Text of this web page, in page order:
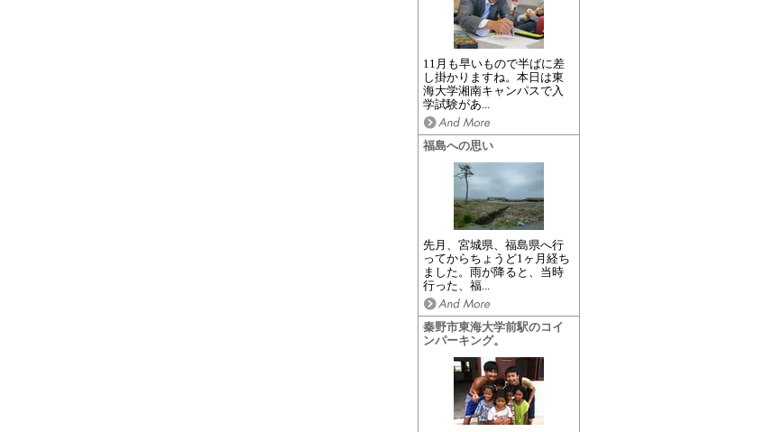
11月も早いもので半ばに差
し掛かりますね。本日は東
海大学湘南キャンパスで入
学試験があ...
福島への思い
先月、宮城県、福島県へ行
ってからちょうど1ヶ月経ち
ました。雨が降ると、当時
行った、福...
秦野市東海大学前駅のコイ
ンパーキング。